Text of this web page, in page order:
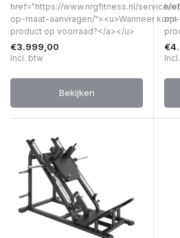
href="https://www.nrgfitness.nl/service/
op-maat-aanvragen/"><u>Wanneer komt
product op voorraad?</a></u>
€3.999,00
Incl. btw
Bekijken
op-